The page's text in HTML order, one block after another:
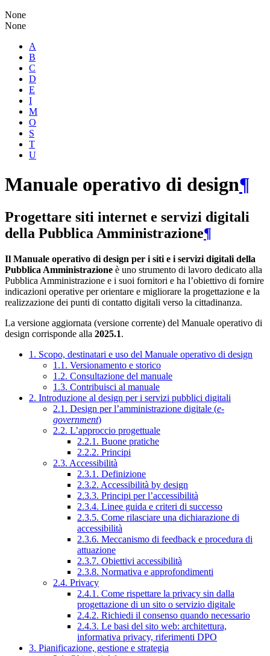
None
None
A
B
C
D
E
I
M
O
S
T
U
Manuale operativo di design¶
Progettare siti internet e servizi digitali
della Pubblica Amministrazione¶
Il Manuale operativo di design per i siti e i servizi digitali della
Pubblica Amministrazione è uno strumento di lavoro dedicato alla
Pubblica Amministrazione e i suoi fornitori e ha l’obiettivo di fornire
indicazioni operative per orientare e migliorare la progettazione e la
realizzazione dei punti di contatto digitali verso la cittadinanza.
La versione aggiornata (versione corrente) del Manuale operativo di
design corrisponde alla 2025.1.
1. Scopo, destinatari e uso del Manuale operativo di design
1.1. Versionamento e storico
1.2. Consultazione del manuale
1.3. Contribuisci al manuale
2. Introduzione al design per i servizi pubblici digitali
2.1. Design per l’amministrazione digitale (e-
government)
2.2. L’approccio progettuale
2.2.1. Buone pratiche
2.2.2. Principi
2.3. Accessibilità
2.3.1. Definizione
2.3.2. Accessibilità by design
2.3.3. Principi per l’accessibilità
2.3.4. Linee guida e criteri di successo
2.3.5. Come rilasciare una dichiarazione di
accessibilità
2.3.6. Meccanismo di feedback e procedura di
attuazione
2.3.7. Obiettivi accessibilità
2.3.8. Normativa e approfondimenti
2.4. Privacy
2.4.1. Come rispettare la privacy sin dalla
progettazione di un sito o servizio digitale
2.4.2. Richiedi il consenso quando necessario
2.4.3. Le basi del sito web: architettura,
informativa privacy, riferimenti DPO
3. Pianificazione, gestione e strategia